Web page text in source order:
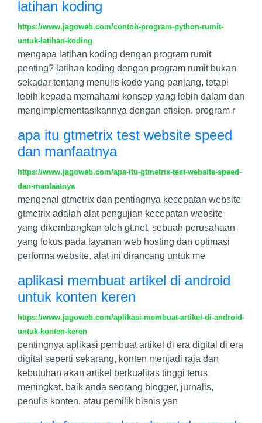
latihan koding
https://www.jagoweb.com/contoh-program-python-rumit-
untuk-latihan-koding
mengapa latihan koding dengan program rumit
penting? latihan koding dengan program rumit bukan
sekadar tentang menulis kode yang panjang, tetapi
lebih kepada memahami konsep yang lebih dalam dan
mengimplementasikannya dengan efisien. program r
apa itu gtmetrix test website speed
dan manfaatnya
https://www.jagoweb.com/apa-itu-gtmetrix-test-website-speed-
dan-manfaatnya
mengenal gtmetrix dan pentingnya kecepatan website
gtmetrix adalah alat pengujian kecepatan website
yang dikembangkan oleh gt.net, sebuah perusahaan
yang fokus pada layanan web hosting dan optimasi
performa website. alat ini dirancang untuk me
aplikasi membuat artikel di android
untuk konten keren
https://www.jagoweb.com/aplikasi-membuat-artikel-di-android-
untuk-konten-keren
pentingnya aplikasi pembuat artikel di era digital di era
digital seperti sekarang, konten menjadi raja dan
kebutuhan akan artikel berkualitas tinggi terus
meningkat. baik anda seorang blogger, jurnalis,
penulis konten, atau pemilik bisnis yan